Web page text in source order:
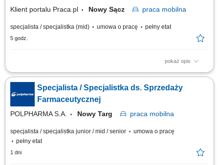
Klient portalu Praca.pl Nowy Sącz praca mobilna
specjalista / specjalistka (mid) umowa o pracę pełny etat
5 godz.
pokaż opis
Aktywne realizowanie wyznaczonych celów handlowych w aptekach
niezależnych oraz lokalnych sieciach farmaceutycznych. Kształtowanie
profesjonalnego i pozytywnego wizerunku marki oraz portfolio
produktowego na podległym terenie. Nawiązywanie oraz długofalowe
rozwijanie partnerskich i biznesowych...
Specjalista / Specjalistka ds. Sprzedaży
Farmaceutycznej
POLPHARMA S.A. Nowy Targ praca mobilna
specjalista / specjalistka junior / mid / senior
umowa o pracę
pełny etat
1 dni